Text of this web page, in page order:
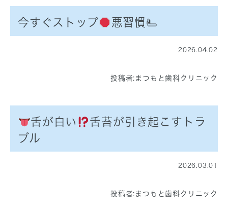
今すぐストップ 悪習慣🫷
2026.04.02
投稿者: まつもと歯科クリニック
舌が白い
舌苔が引き起こすトラ
ブル
2026.03.01
投稿者: まつもと歯科クリニック